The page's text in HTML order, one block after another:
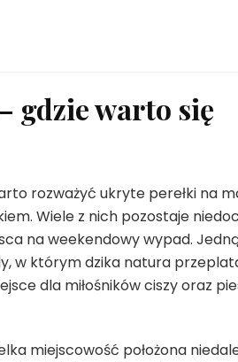
gdzie warto się
rozważyć ukryte perełki na
Wiele z nich pozostaje
na weekendowy wypad.
w którym dzika natura
dla miłośników ciszy oraz
miejscowość położona